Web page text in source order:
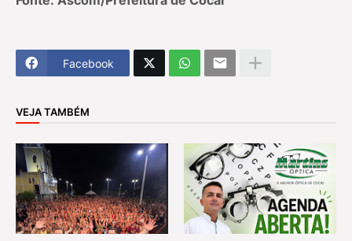
Facebook
VEJA TAMBÉM